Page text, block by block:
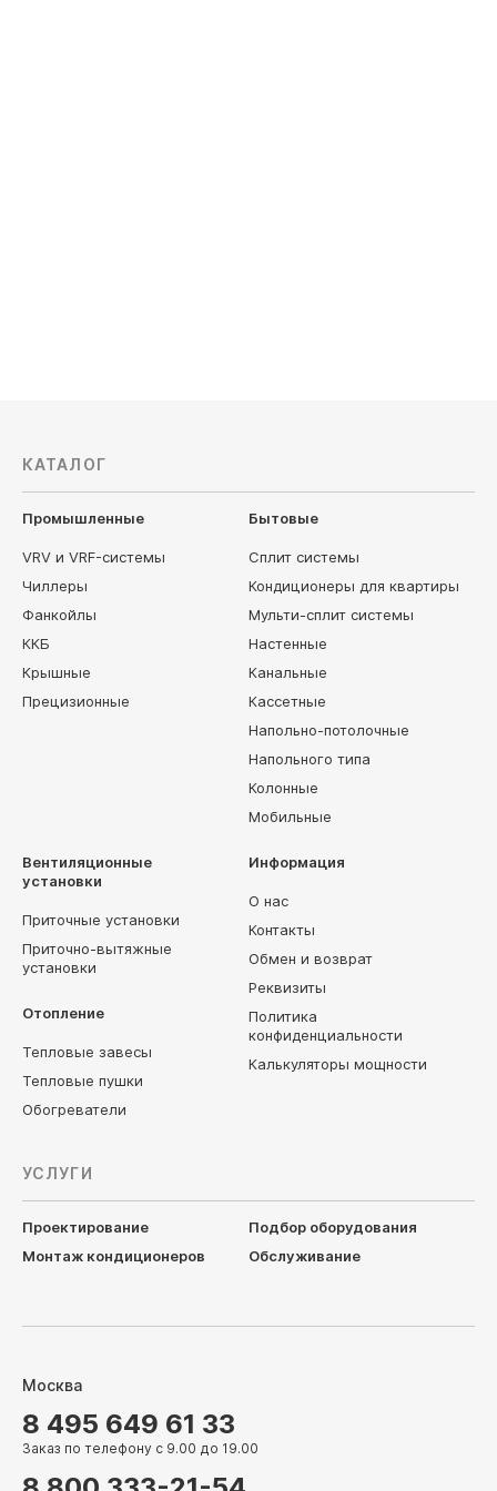
КАТАЛОГ
Промышленные
VRV и VRF-системы
Чиллеры
Фанкойлы
ККБ
Крышные
Прецизионные
Бытовые
Сплит системы
Кондиционеры для квартиры
Мульти-сплит системы
Настенные
Канальные
Кассетные
Напольно-потолочные
Напольного типа
Колонные
Мобильные
Вентиляционные
установки
Приточные установки
Приточно-вытяжные
установки
Отопление
Тепловые завесы
Тепловые пушки
Обогреватели
Информация
О нас
Контакты
Обмен и возврат
Реквизиты
Политика
конфиденциальности
Калькуляторы мощности
УСЛУГИ
Проектирование
Подбор оборудования
Монтаж кондиционеров
Обслуживание
Москва
8 495 649 61 33
Заказ по телефону с 9.00 до 19.00